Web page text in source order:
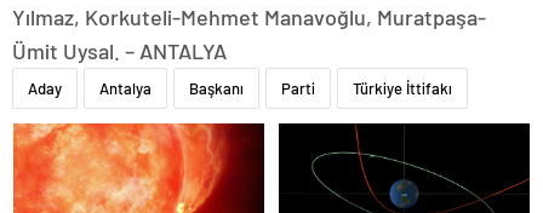
Yılmaz, Korkuteli-Mehmet Manavoğlu, Muratpaşa-
Ümit Uysal. – ANTALYA
Aday Antalya Başkanı Parti Türkiye İttifakı